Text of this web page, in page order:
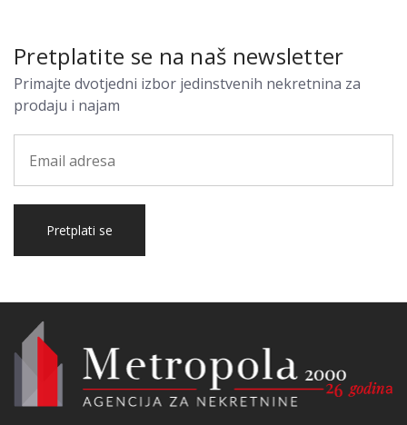
Pretplatite se na naš newsletter
Primajte dvotjedni izbor jedinstvenih nekretnina za
prodaju i najam
Pretplati se